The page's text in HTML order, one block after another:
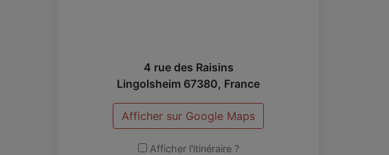
4 rue des Raisins
Lingolsheim 67380, France
Afficher sur Google Maps
Afficher l'itinéraire ?